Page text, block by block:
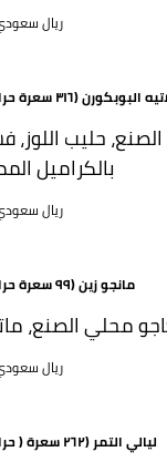
67 ريال
البوبكورن (٣١٦ سعرة حرارية)
حليب اللوز،
بالكراميل
63 ريال
مانجو زين (٩٩ سعرة حرارية)
محلي الصنع،
67 ريال
ليالي التمر (٢٦٢ سعرة ( حرارية)